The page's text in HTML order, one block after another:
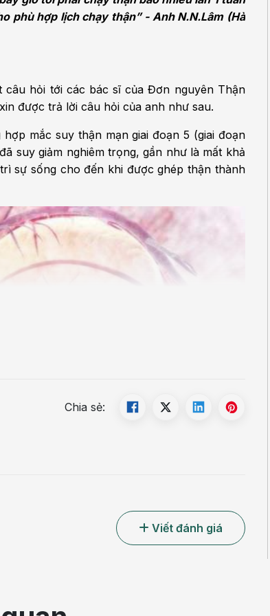
bướu Bệnh học Tim mạch
hồi
hình
Tim mạch
Tâm lý và sức khỏe tâm
thần
Nam học
phù hợp lịch chạy thận” - Anh N.N.Lâm (Hà
câu hỏi tới các bác sĩ của Đơn nguyên Thận
được trả lời câu hỏi của anh như sau.
mắc suy thận mạn giai đoạn 5 (giai đoạn
suy giảm nghiêm trọng, gần như là mất khả
sự sống cho đến khi được ghép thận thành
Chia sẻ:
Viết đánh giá